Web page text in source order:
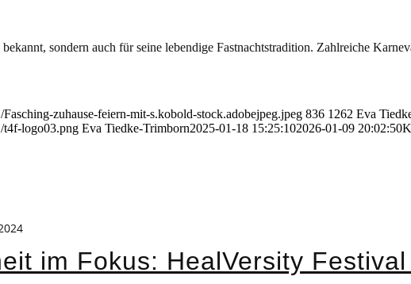
sondern auch für seine lebendige Fastnachtstradition. Zahlreiche
zuhause-feiern-mit-s.kobold-stock.adobejpeg.jpeg 836 1262 Eva
t4f-logo03.png Eva Tiedke-Trimborn2025-01-18 15:25:102026-01-09 20:02:50
im Fokus: HealVersity